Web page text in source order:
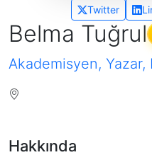
Twitter
Belma Tuğrul
Akademisyen, Yazar,
Hakkında